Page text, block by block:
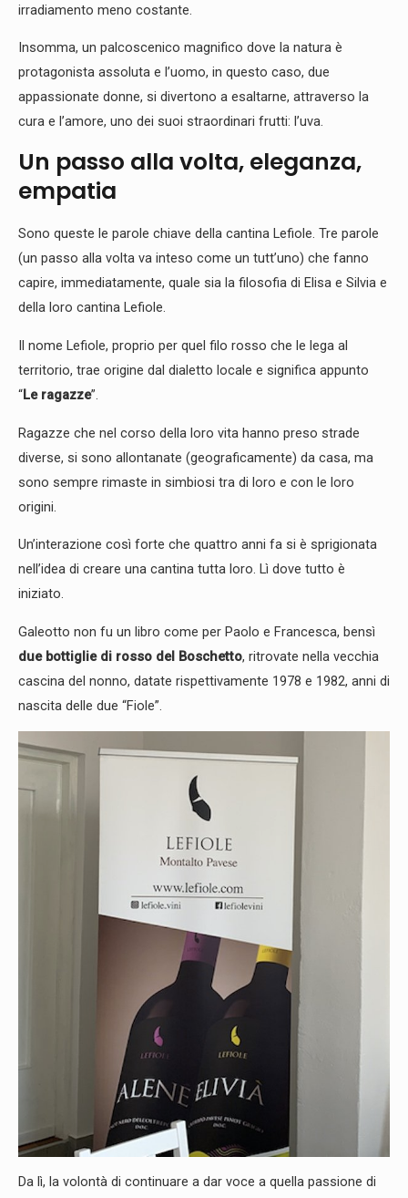
irradiamento meno costante.
Insomma, un palcoscenico magnifico dove la natura è
protagonista assoluta e l’uomo, in questo caso, due
appassionate donne, si divertono a esaltarne, attraverso la
cura e l’amore, uno dei suoi straordinari frutti: l’uva.
Un passo alla volta, eleganza,
empatia
Sono queste le parole chiave della cantina Lefiole. Tre parole
(un passo alla volta va inteso come un tutt’uno) che fanno
capire, immediatamente, quale sia la filosofia di Elisa e Silvia e
della loro cantina Lefiole.
Il nome Lefiole, proprio per quel filo rosso che le lega al
territorio, trae origine dal dialetto locale e significa appunto
“Le ragazze”.
Ragazze che nel corso della loro vita hanno preso strade
diverse, si sono allontanate (geograficamente) da casa, ma
sono sempre rimaste in simbiosi tra di loro e con le loro
origini.
Un’interazione così forte che quattro anni fa si è sprigionata
nell’idea di creare una cantina tutta loro. Lì dove tutto è
iniziato.
Galeotto non fu un libro come per Paolo e Francesca, bensì
due bottiglie di rosso del Boschetto, ritrovate nella vecchia
cascina del nonno, datate rispettivamente 1978 e 1982, anni di
nascita delle due “Fiole”.
Da lì, la volontà di continuare a dar voce a quella passione di